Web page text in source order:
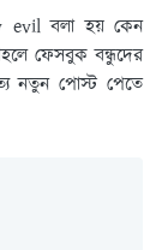
evil বলা হয় কেন
ফেসবুক বন্ধুদের
নতুন পোস্ট পেতে